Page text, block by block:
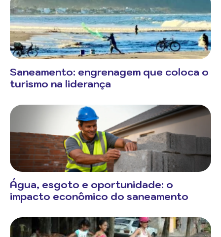
Saneamento: engrenagem que coloca o
turismo na liderança
Água, esgoto e oportunidade: o
impacto econômico do saneamento